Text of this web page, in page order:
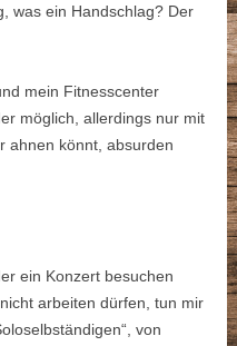
was ein Handschlag? Der
mein Fitnesscenter
möglich, allerdings nur mit
ahnen könnt, absurden
ein Konzert besuchen
arbeiten dürfen, tun mir
von